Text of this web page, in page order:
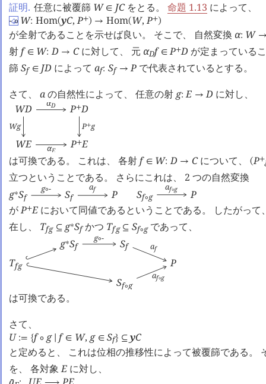
証明. 任意に被覆篩 W ∈ JCをとる。 命題 1.13 によって、
- ∘ W: Hom(yC, P+) → Hom(W, P+)
♤
が全射であることを示せば良い。 そこで、 自然変換 α: W
射f ∈ W: D → Cに対して、 元 αDf ∈ P+D が定まっている
篩 Sf ∈ JD によってaf: Sf → Pで代表されているとする。
さて、 aの自然性によって、 任意の射 g: E → D に対し、
WD P+D
WE P+E
αD
Wg P+g
αE
は可換である。 これは、 各射f ∈ W: D → Cについて、 (P+
立つということである。 さらにこれは、 2 つの自然変換
g∗Sf Sf P
g∘- af Sf∘g P
af∘g
がP+E において同値であるということである。 したがっ
在し、 Tfg ⊆ g∗Sfかつ Tfg ⊆ Sf∘gであって、
g∗Sf Sf
Tfg
P
Sf∘g
g∘-
af
af∘g
は可換である。
さて、
U := {f ∘ g f ∈ W, g ∈ Sf} ⊆ yC
と定めると、 これは位相の推移性によって被覆篩である。
を、 各対象E に対し、